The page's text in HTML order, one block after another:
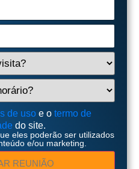
de uso e o termo de
do site.
eles poderão ser utilizados
e/ou marketing.
CONFIRMAR REUNIÃO